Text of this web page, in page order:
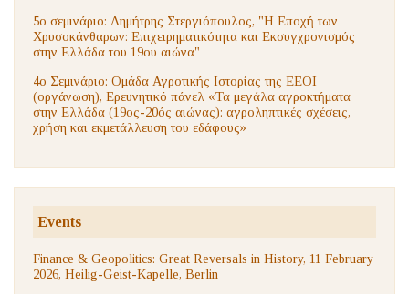
5ο σεμινάριο: Δημήτρης Στεργιόπουλος, "Η Εποχή των
Χρυσοκάνθαρων: Επιχειρηματικότητα και Εκσυγχρονισμός
στην Ελλάδα του 19ου αιώνα"
4ο Σεμινάριο: Ομάδα Αγροτικής Ιστορίας της ΕΕΟΙ
(οργάνωση), Ερευνητικό πάνελ «Τα μεγάλα αγροκτήματα
στην Ελλάδα (19ος-20ός αιώνας): αγροληπτικές σχέσεις,
χρήση και εκμετάλλευση του εδάφους»
Events
Finance & Geopolitics: Great Reversals in History, 11 February
2026, Heilig-Geist-Kapelle, Berlin